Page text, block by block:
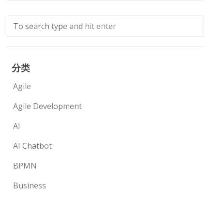
分类
Agile
Agile Development
AI
AI Chatbot
BPMN
Business